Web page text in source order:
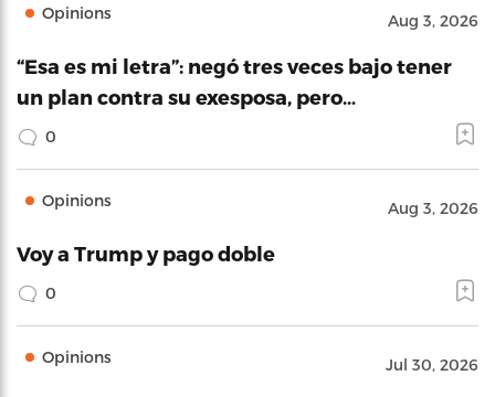
Opinions Aug 3, 2026
“Esa es mi letra”: negó tres veces bajo tener
un plan contra su exesposa, pero…
0
Opinions Aug 3, 2026
Voy a Trump y pago doble
0
Opinions Jul 30, 2026